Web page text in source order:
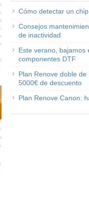
Cómo detectar un
Consejos
de inactividad
Este verano, bajamos
componentes DTF
Plan Renove doble de
5000€ de descuento
Plan Renove Canon: